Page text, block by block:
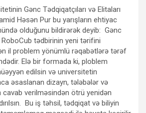
Gənc Tədqiqatçıları və Elitaları
Həsən Pur bu yarışların ehtiyac
olduğunu bildirərək deyib: Gənc
RoboCub tədbirinin yeni tərifini
il problem yönümlü rəqabətlərə tərəf
Elə bir formada ki, ploblem
edilsin və universitetin
əsaslanan dizayn, tələbələr və
verilməsindən ötrü yenidən
Bu iş təhsil, tədqiqat və biliyin